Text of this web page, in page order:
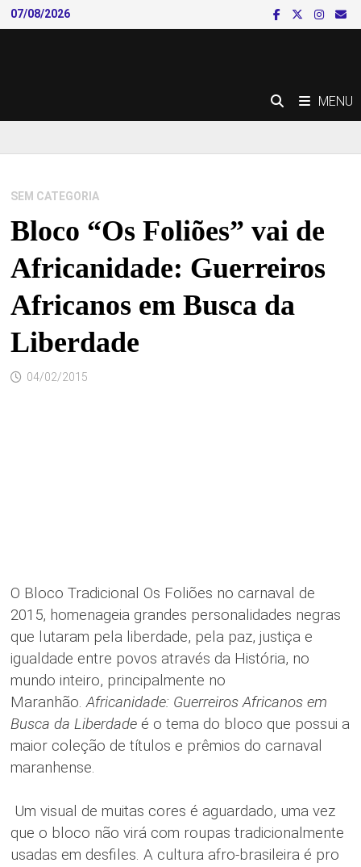
Skip
to
07/08/2026
MENU
SEM CATEGORIA
Bloco “Os Foliões” vai de
Africanidade: Guerreiros
Africanos em Busca da
Liberdade
04/02/2015
O Bloco Tradicional Os Foliões no carnaval de
2015, homenageia grandes personalidades negras
que lutaram pela liberdade, pela paz, justiça e
igualdade entre povos através da História, no
mundo inteiro, principalmente no
Maranhão.Africanidade: Guerreiros Africanos em
Busca da Liberdade é o tema do bloco que possui a
maior coleção de títulos e prêmios do carnaval
maranhense.
Um visual de muitas cores é aguardado, uma vez
que o bloco não virá com roupas tradicionalmente
usadas em desfiles. A cultura afro-brasileira é pro